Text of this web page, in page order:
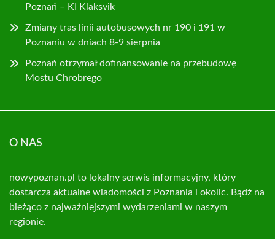
Poznań – KI Klaksvik
Zmiany tras linii autobusowych nr 190 i 191 w
Poznaniu w dniach 8-9 sierpnia
Poznań otrzymał dofinansowanie na przebudowę
Mostu Chrobrego
O NAS
nowypoznan.pl to lokalny serwis informacyjny, który
dostarcza aktualne wiadomości z Poznania i okolic. Bądź na
bieżąco z najważniejszymi wydarzeniami w naszym
regionie.